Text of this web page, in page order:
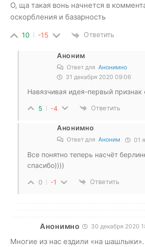
О, ща такая вонь начнется в
оскорбления и базарность
10 -15 Ответить
Аноним
Ответ для Анонимно
31 декабря 2020 09:06
Навязчивая идея-первый
5 -4 Ответить
Анонимно
Ответ для Аноним 01
Все понятно теперь насчёт
спасибо))))
0 -1 Ответить
Анонимно 30 декабря 2020
Многие из нас ездили «на